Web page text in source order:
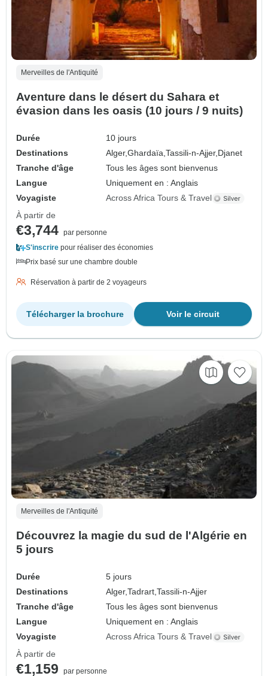
Merveilles de l'Antiquité
Aventure dans le désert du Sahara et
évasion dans les oasis (10 jours / 9 nuits)
Durée
10 jours
Destinations
Alger,Ghardaïa,Tassili-n-Ajjer,Djanet
Tranche d'âge
Tous les âges sont bienvenus
Langue
Uniquement en : Anglais
Voyagiste
Across Africa Tours & Travel
À partir de
€3,744 par personne
S'inscrire pour réaliser des économies
Prix basé sur une chambre double
Réservation à partir de 2 voyageurs
Voir le circuit
Télécharger la brochure
Merveilles de l'Antiquité
Découvrez la magie du sud de l'Algérie en
5 jours
Durée
5 jours
Destinations
Alger,Tadrart,Tassili-n-Ajjer
Tranche d'âge
Tous les âges sont bienvenus
Langue
Uniquement en : Anglais
Voyagiste
Across Africa Tours & Travel
À partir de
€1,159 par personne